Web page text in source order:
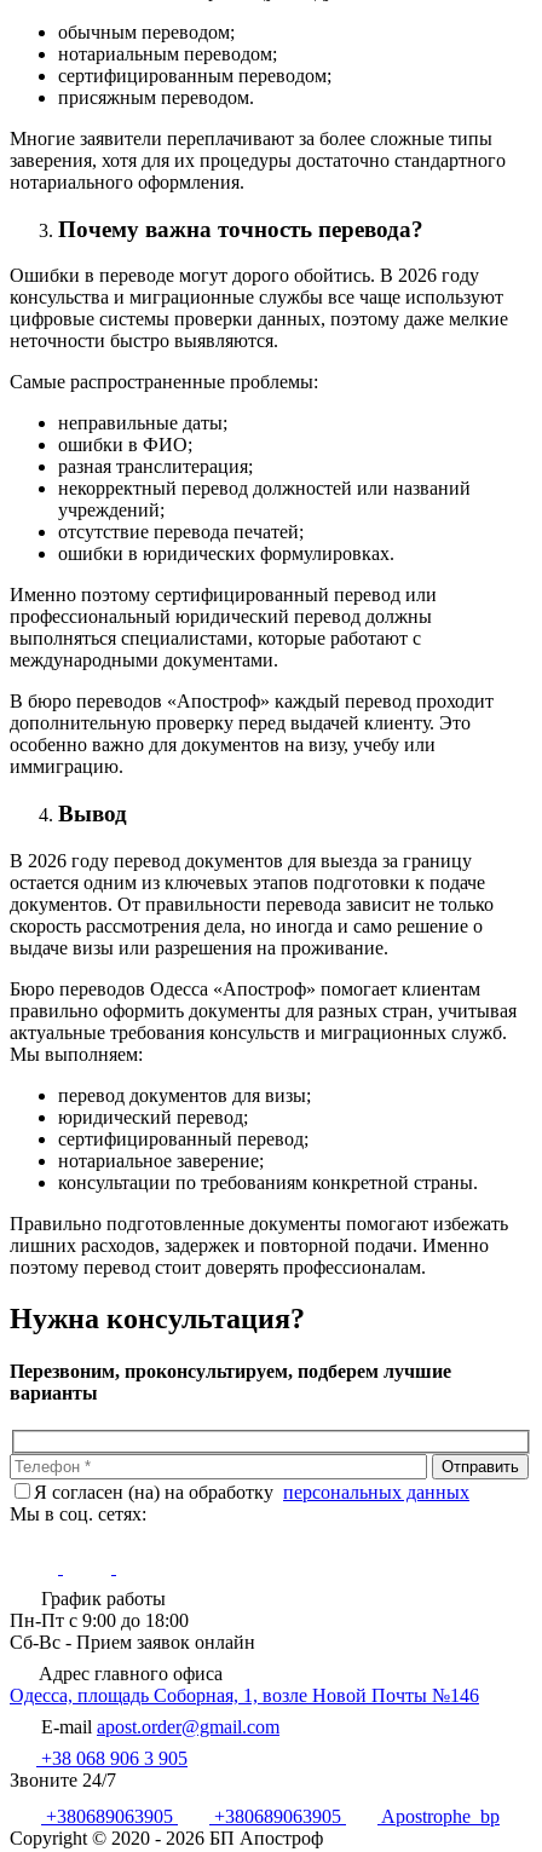
обычным переводом;
нотариальным переводом;
сертифицированным переводом;
присяжным переводом.
Многие заявители переплачивают за более сложные типы
заверения, хотя для их процедуры достаточно стандартного
нотариального оформления.
Почему важна точность перевода?
Ошибки в переводе могут дорого обойтись. В 2026 году
консульства и миграционные службы все чаще используют
цифровые системы проверки данных, поэтому даже мелкие
неточности быстро выявляются.
Самые распространенные проблемы:
неправильные даты;
ошибки в ФИО;
разная транслитерация;
некорректный перевод должностей или названий
учреждений;
отсутствие перевода печатей;
ошибки в юридических формулировках.
Именно поэтому сертифицированный перевод или
профессиональный юридический перевод должны
выполняться специалистами, которые работают с
международными документами.
В бюро переводов «Апостроф» каждый перевод проходит
дополнительную проверку перед выдачей клиенту. Это
особенно важно для документов на визу, учебу или
иммиграцию.
Вывод
В 2026 году перевод документов для выезда за границу
остается одним из ключевых этапов подготовки к подаче
документов. От правильности перевода зависит не только
скорость рассмотрения дела, но иногда и само решение о
выдаче визы или разрешения на проживание.
Бюро переводов Одесса «Апостроф» помогает клиентам
правильно оформить документы для разных стран, учитывая
актуальные требования консульств и миграционных служб.
Мы выполняем:
перевод документов для визы;
юридический перевод;
сертифицированный перевод;
нотариальное заверение;
консультации по требованиям конкретной страны.
Правильно подготовленные документы помогают избежать
лишних расходов, задержек и повторной подачи. Именно
поэтому перевод стоит доверять профессионалам.
Нужна консультация?
Перезвоним, проконсультируем, подберем лучшие
варианты
Я согласен (на) на обработку персональных данных
Мы в соц. сетях:
График работы
Пн-Пт с 9:00 до 18:00
Сб-Вс - Прием заявок онлайн
Адрес главного офиса
Одесса, площадь Соборная, 1, возле Новой Почты №146
E-mail apost.order@gmail.com
+38 068 906 3 905
Звоните 24/7
+380689063905
+380689063905
Apostrophe_bp
Copyright © 2020 - 2026 БП Апостроф